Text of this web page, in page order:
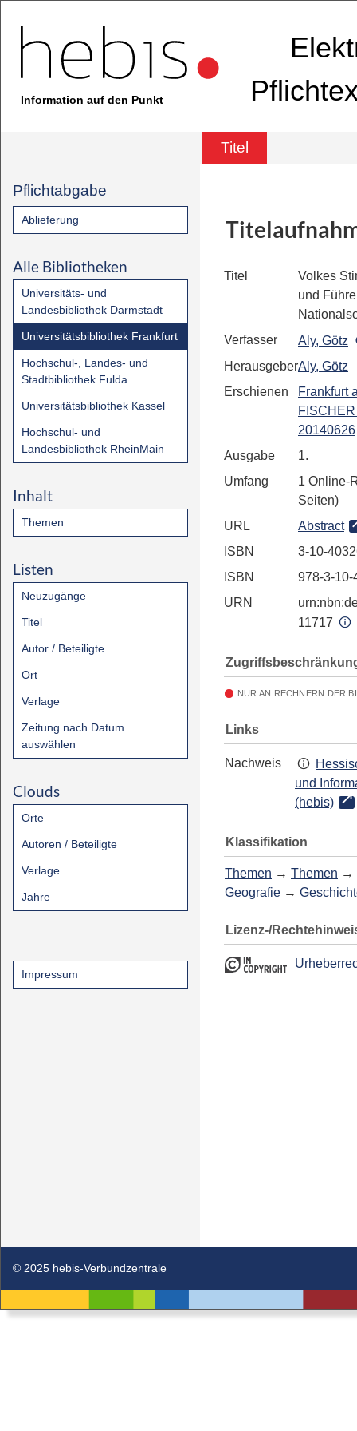
Information auf den Punkt
Titel
Pflichtabgabe
Ablieferung
Alle Bibliotheken
Universitäts- und
Landesbibliothek Darmstadt
Universitätsbibliothek Frankfurt
Hochschul-, Landes- und
Stadtbibliothek Fulda
Universitätsbibliothek Kassel
Hochschul- und
Landesbibliothek RheinMain
Inhalt
Themen
Listen
Neuzugänge
Titel
Autor / Beteiligte
Ort
Verlage
Zeitung nach Datum
auswählen
Clouds
Orte
Autoren / Beteiligte
Verlage
Jahre
Impressum
Titel
Volkes
und
Verfasser
Aly, Götz
HerausgeberAly, Götz
Erschienen
Frankfurt
20140626
Ausgabe
1.
Umfang
1 Online-
Seiten)
URL
Abstract
ISBN
3-10-
ISBN
978-3-10-
URN
11717
NUR AN RECHNERN DER
Links
Nachweis
und
(hebis)
Klassifikation
Themen → Themen →
Geografie →
Lizenz-/
© 2025 hebis-Verbundzentrale